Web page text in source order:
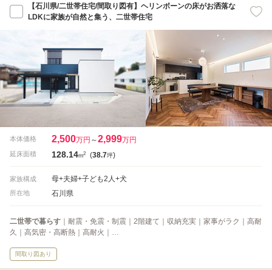
【石川県/二世帯住宅/間取り図有】ヘリンボーンの床がお洒落な
LDKに家族が自然と集う、二世帯住宅
本体価格 2,500万円 ～2,999万円
延床面積 128.14m2 (38.7坪)
家族構成 母+夫婦+子ども2人+犬
所在地 石川県
二世帯で暮らす ｜耐震・免震・制震｜2階建て｜収納充実｜家事がラク｜高耐
久｜高気密・高断熱｜高耐火｜…
間取り図あり